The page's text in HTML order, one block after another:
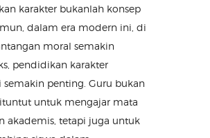
karakter bukanlah konsep
dalam era modern ini, di
moral semakin
pendidikan karakter
semakin penting. Guru bukan
untuk mengajar mata
akademis, tetapi juga untuk